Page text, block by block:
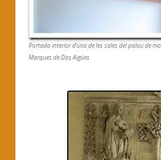
Portada interior d’una de les sales del palau de
Marques de Dos Aigües